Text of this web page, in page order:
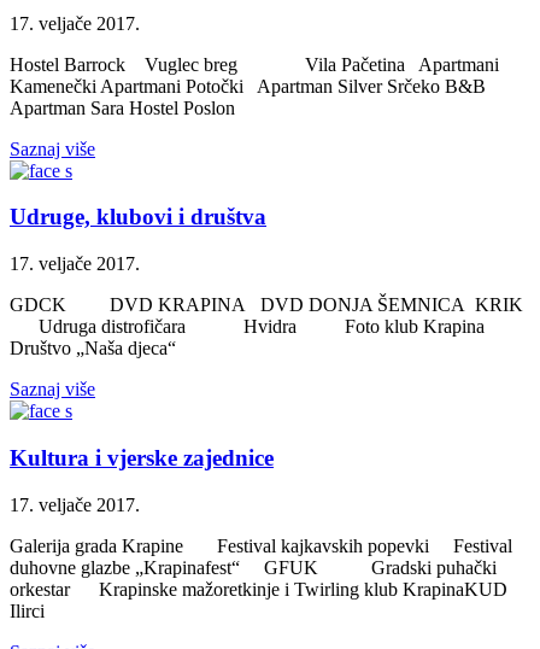
17. veljače 2017.
Hostel Barrock Vuglec breg Vila Pačetina Apartmani
Kamenečki Apartmani Potočki Apartman Silver Srčeko B&B
Apartman Sara Hostel Poslon
Saznaj više
Udruge, klubovi i društva
17. veljače 2017.
GDCK DVD KRAPINA DVD DONJA ŠEMNICA KRIK
Udruga distrofičara Hvidra Foto klub Krapina
Društvo „Naša djeca“
Saznaj više
Kultura i vjerske zajednice
17. veljače 2017.
Galerija grada Krapine Festival kajkavskih popevki Festival
duhovne glazbe „Krapinafest“ GFUK Gradski puhački
orkestar Krapinske mažoretkinje i Twirling klub KrapinaKUD
Ilirci